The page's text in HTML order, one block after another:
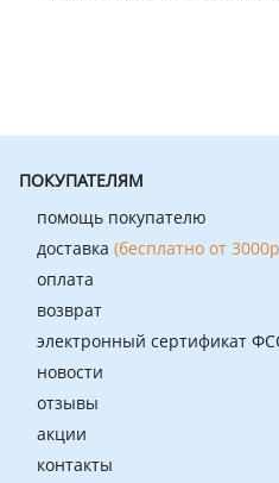
ПОКУПАТЕЛЯМ
помощь покупателю
доставка (бесплатно от
оплата
возврат
электронный сертификат
новости
отзывы
акции
контакты